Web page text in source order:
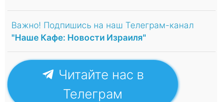
Важно! Подпишись на наш Телеграм-канал
"Наше Кафе: Новости Израиля"
Читайте нас в
Телеграм